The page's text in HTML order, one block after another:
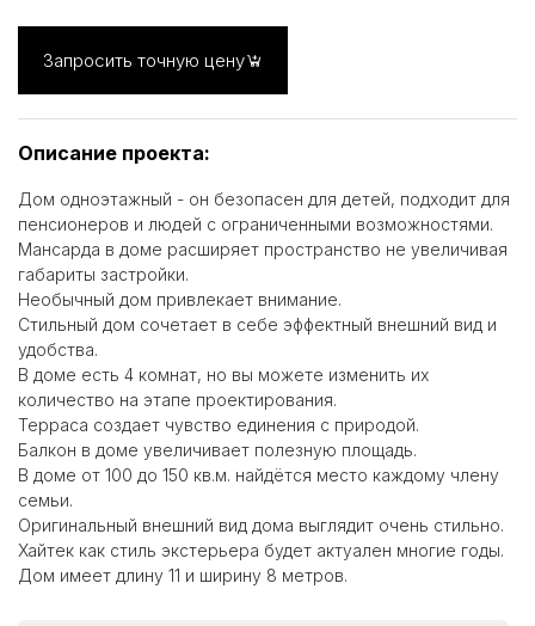
Запросить точную цену
Описание проекта:
Дом одноэтажный - он безопасен для детей, подходит для
пенсионеров и людей с ограниченными возможностями.
Мансарда в доме расширяет пространство не увеличивая
габариты застройки.
Необычный дом привлекает внимание.
Стильный дом сочетает в себе эффектный внешний вид и
удобства.
В доме есть 4 комнат, но вы можете изменить их
количество на этапе проектирования.
Терраса создает чувство единения с природой.
Балкон в доме увеличивает полезную площадь.
В доме от 100 до 150 кв.м. найдётся место каждому члену
семьи.
Оригинальный внешний вид дома выглядит очень стильно.
Хайтек как стиль экстерьера будет актуален многие годы.
Дом имеет длину 11 и ширину 8 метров.